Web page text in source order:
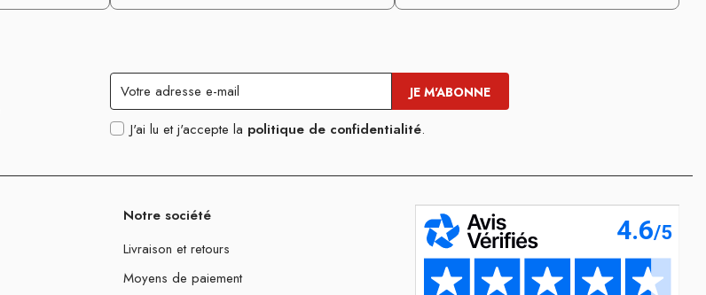
J'ai lu et j'accepte la politique de confidentialité.
Notre société
Livraison et retours
Moyens de paiement